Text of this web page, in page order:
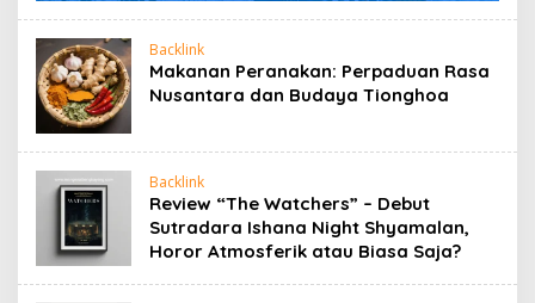
Backlink
Makanan Peranakan: Perpaduan Rasa
Nusantara dan Budaya Tionghoa
Backlink
Review “The Watchers” – Debut
Sutradara Ishana Night Shyamalan,
Horor Atmosferik atau Biasa Saja?